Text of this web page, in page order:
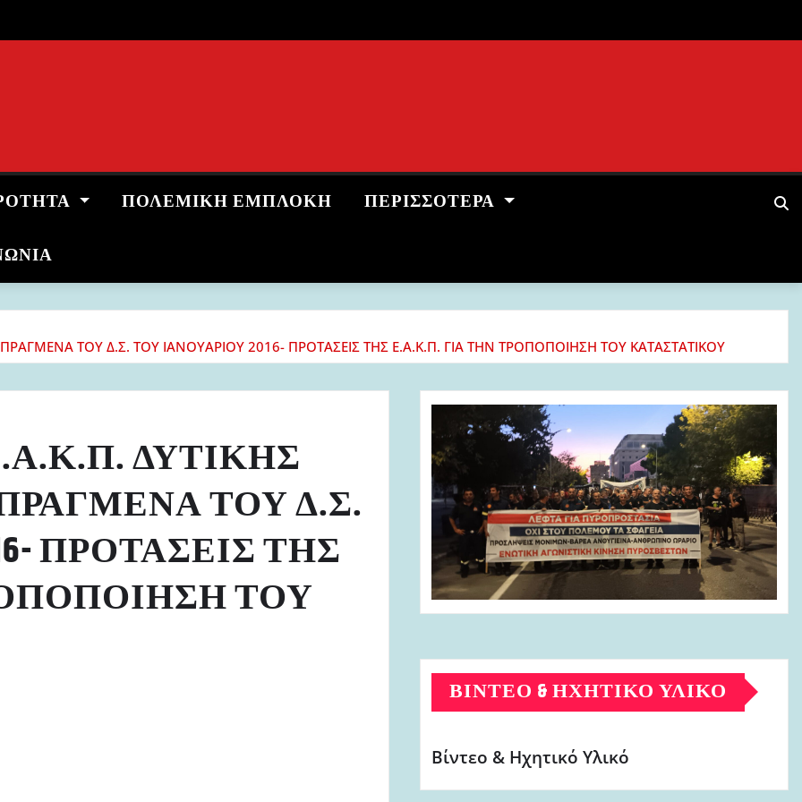
ΠΟΛΕΜΙΚΉ ΕΜΠΛΟΚΉ ΠΕΡΙΣΣΌΤΕΡΑ
ΤΟΥ Δ.Σ. ΤΟΥ ΙΑΝΟΥΑΡΙΟΥ 2016- ΠΡΟΤΑΣΕΙΣ ΤΗΣ Ε.Α.Κ.Π. ΓΙΑ ΤΗΝ ΤΡΟΠΟΠΟΙΗΣΗ ΤΟΥ ΚΑΤΑΣΤΑΤΙΚΟΥ
ΔΥΤΙΚΗΣ
ΤΟΥ Δ.Σ.
ΠΡΟΤΑΣΕΙΣ ΤΗΣ
ΤΟΥ
ΒΊΝΤΕΟ & ΗΧΗΤΙΚΌ ΥΛΙΚΌ
Βίντεο & Ηχητικό Υλικό